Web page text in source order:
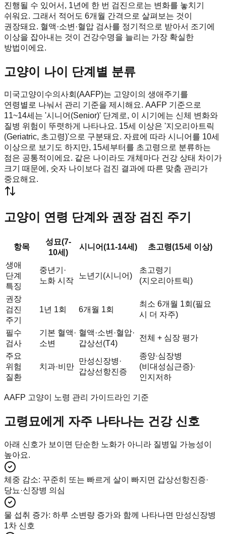
진행될 수 있어서, 1년에 한 번 검진으로는 변화를 놓치기
쉬워요. 그래서 적어도 6개월 간격으로 살펴보는 것이
권장돼요. 혈액·소변·혈압 검사를 정기적으로 받아서 조기에
이상을 잡아내는 것이 건강수명을 늘리는 가장 확실한
방법이에요.
고양이 나이 단계별 분류
미국고양이수의사회(AAFP)는 고양이의 생애주기를
연령별로 나눠서 관리 기준을 제시해요. AAFP 기준으로
11~14세는 '시니어(Senior)' 단계로, 이 시기에는 신체 변화와
질병 위험이 뚜렷하게 나타나요. 15세 이상은 '지오리아트릭
(Geriatric, 초고령)'으로 구분돼요. 자료에 따라 시니어를 10세
이상으로 보기도 하지만, 15세부터를 초고령으로 분류하는
점은 공통적이에요. 같은 나이라도 개체마다 건강 상태 차이가
크기 때문에, 숫자 나이보다 검진 결과에 따른 맞춤 관리가
중요해요.
고양이 연령 단계와 권장 검진 주기
항목
성묘(7-
10세)
시니어(11-14세) 초고령(15세 이상)
생애
단계
특징
중년기·
노화 시작
노년기(시니어)
초고령기
(지오리아트릭)
권장
검진
주기
1년 1회 6개월 1회
최소 6개월 1회(필요
시 더 자주)
필수
검사
기본 혈액·
소변
혈액·소변·혈압·
갑상선(T4)
전체 + 심장 평가
주요
위험
질환
치과·비만
만성신장병·
갑상선항진증
종양·심장병
(비대성심근증)·
인지저하
AAFP 고양이 노령 관리 가이드라인 기준
고령묘에게 자주 나타나는 건강 신호
아래 신호가 보이면 단순한 노화가 아니라 질병일 가능성이
높아요.
체중 감소: 꾸준히 또는 빠르게 살이 빠지면 갑상선항진증·
당뇨·신장병 의심
물 섭취 증가: 하루 소변량 증가와 함께 나타나면 만성신장병
1차 신호